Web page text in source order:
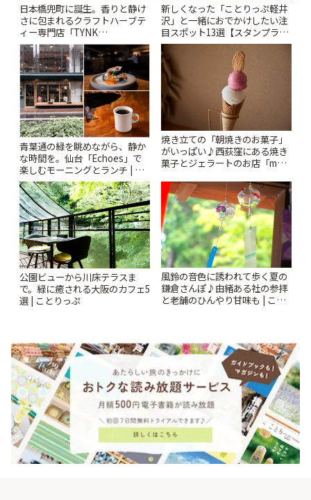
日本橋兜町に誕生。香りと静け
さに包まれるクラフトハーブテ
ィー専門店「TYNK
Kabutocho」 | ことりっぷ
新しくなった「ことりっぷ軽井
沢」と一緒におでかけしたい注
目スポット13選【スタンプラリ
ー開催中】 | ことりっぷ
青葉通の緑を眺めながら、静か
な時間を。仙台「Echoes」で
楽しむモーニングとランチ | こ
とりっぷ
焼き立ての「朝焼きのお菓子」
がいっぱい♪西荻窪にある焼き
菓子とジェラートのお店「mUni
公園ビューから川床テラスま
で。緑に癒される大阪のカフェ5
選 | ことりっぷ
風鈴の音色に誘われて歩く夏の
鎌倉さんぽ♪由緒ある社の参拝
と老舗のひんやり甘味も | こと